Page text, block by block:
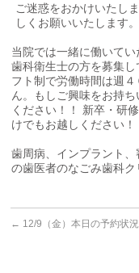
ご迷惑をおかけいたし
しくお願いいたします。
当院では一緒に働いて
歯科衛生士の方を募集
フト制で労働時間は週
ん。もしご興味をお持
ください！！ 新卒・研
けでもお越しください！
歯周病、インプラント
の歯医者のなごみ歯科
← 12/9（金）本日の予約状況